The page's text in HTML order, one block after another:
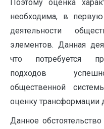
Поэтому оценка
необходима, в
деятельности
элементов. Данная
что потребуется
подходов
общественной
оценку трансформации
Данное